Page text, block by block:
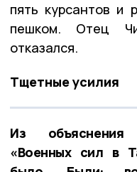
пять курсантов и
пешком. Отец
отказался.
Тщетные усилия
Из объяснения
«Военных сил в